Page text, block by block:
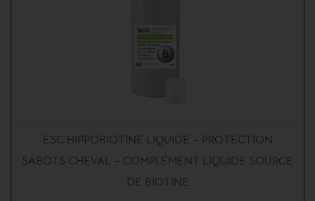
ESC HIPPOBIOTINE LIQUIDE – PROTECTION
SABOTS CHEVAL – COMPLÉMENT LIQUIDE SOURCE
DE BIOTINE